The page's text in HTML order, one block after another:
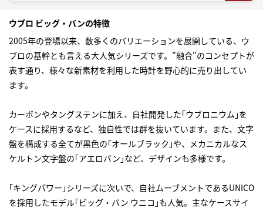
ウブロ ビッグ・バンの特徴
2005年の登場以来、数多くのバリエーションを展開している、ウ
ブロの基幹とも言える大人気シリーズです。"融合"のコンセプトが
表す通り、様々な新素材を利用した時計を野心的に売り出してい
ます。
カーボンやタングステンに加え、自社開発した｢ウブロニウム｣を
ケースに採用するなど、独自性では群を抜いています。また、文字
盤を構成する全てが黒色の｢オールブラック｣や、メカニカルなス
ケルトン文字盤の｢アエロバン｣など、デザインも多様です。
｢キングパワー｣シリーズに次いで、自社ムーブメントであるUNICO
を採用したモデル｢ビッグ・バン ウニコ｣も人気。主なケースサイ